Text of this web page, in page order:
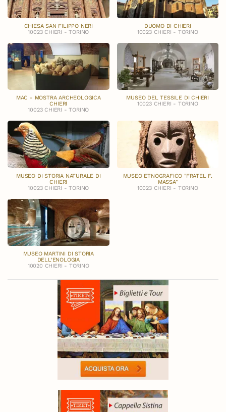
CHIESA SAN FILIPPO NERI
10023 CHIERI - TORINO
DUOMO DI CHIERI
10023 CHIERI - TORINO
MAC - MOSTRA ARCHEOLOGICA
CHIERI
10023 CHIERI - TORINO
MUSEO DEL TESSILE DI CHIERI
10023 CHIERI - TORINO
MUSEO DI STORIA NATURALE DI
CHIERI
10023 CHIERI - TORINO
MUSEO ETNOGRAFICO "FRATEL F.
MASSA"
10023 CHIERI - TORINO
MUSEO MARTINI DI STORIA
DELL’ENOLOGIA
10020 CHIERI - TORINO